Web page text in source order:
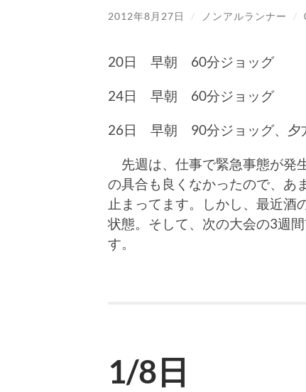
2012年8月27日 / ノンアルランナー /
20日 早朝 60分ジョッグ
24日 早朝 60分ジョッグ
26日 早朝 90分ジョッグ、夕
先週は、仕事で緊急事態が発
の具合も良くなかったので、あ
止まってます。しかし、最近酒
状態。そして、次の大会の3週
す。
1/8日